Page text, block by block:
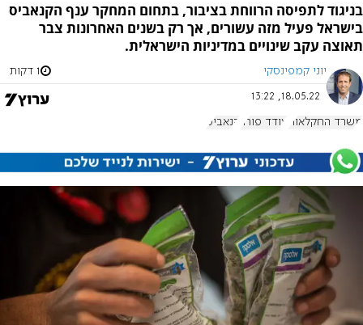
בניגוד לתפיסה הרווחת בציבור, בתחום המחקר ענף הקנאביס
בישראל פעיל מזה עשורים, אך רק בשנים האחרונות צבר
תאוצה עקב שינויים במדיניות הישראלית.
יוני קמפינסקי 1 דקות
18.05.22, 13:22
משרד החקלאות עודד פורר קנאביס